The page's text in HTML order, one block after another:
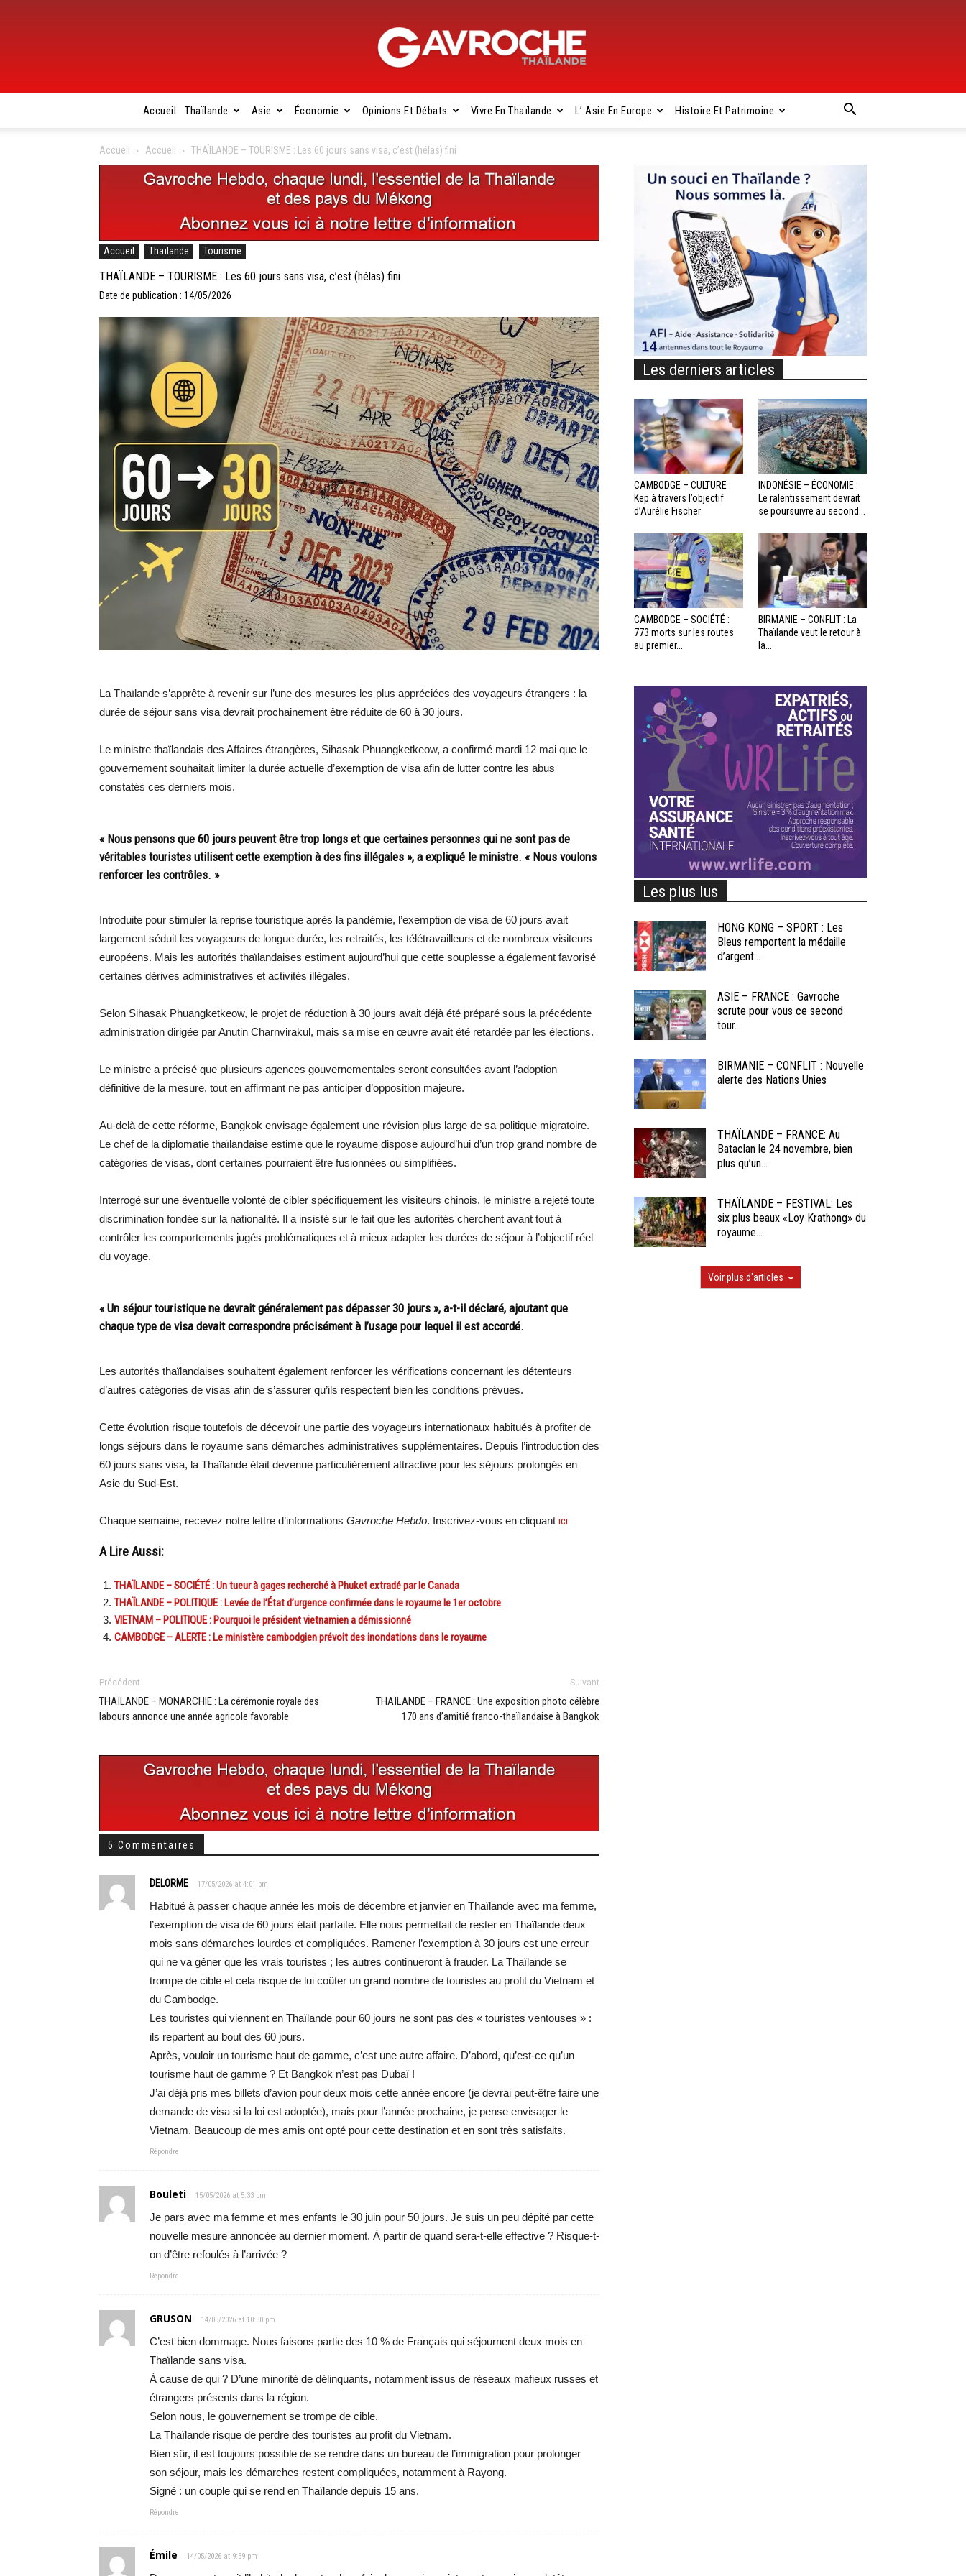
Gavroche
Accueil Thaïlande Asie Économie Opinions Et Débats Vivre En Thaïlande L’ Asie En Europe Histoire Et Patrimoine
Accueil Accueil THAÏLANDE – TOURISME : Les 60 jours sans visa, c’est (hélas) fini
Accueil Thaïlande Tourisme
THAÏLANDE – TOURISME : Les 60 jours sans visa, c’est (hélas) fini
Date de publication : 14/05/2026
La Thaïlande s’apprête à revenir sur l’une des mesures les plus appréciées des voyageurs étrangers : la
durée de séjour sans visa devrait prochainement être réduite de 60 à 30 jours.
Le ministre thaïlandais des Affaires étrangères, Sihasak Phuangketkeow, a confirmé mardi 12 mai que le
gouvernement souhaitait limiter la durée actuelle d’exemption de visa afin de lutter contre les abus
constatés ces derniers mois.
« Nous pensons que 60 jours peuvent être trop longs et que certaines personnes qui ne sont pas de
véritables touristes utilisent cette exemption à des fins illégales », a expliqué le ministre. « Nous voulons
renforcer les contrôles. »
Introduite pour stimuler la reprise touristique après la pandémie, l’exemption de visa de 60 jours avait
largement séduit les voyageurs de longue durée, les retraités, les télétravailleurs et de nombreux visiteurs
européens. Mais les autorités thaïlandaises estiment aujourd’hui que cette souplesse a également favorisé
certaines dérives administratives et activités illégales.
Selon Sihasak Phuangketkeow, le projet de réduction à 30 jours avait déjà été préparé sous la précédente
administration dirigée par Anutin Charnvirakul, mais sa mise en œuvre avait été retardée par les élections.
Le ministre a précisé que plusieurs agences gouvernementales seront consultées avant l’adoption
définitive de la mesure, tout en affirmant ne pas anticiper d’opposition majeure.
Au-delà de cette réforme, Bangkok envisage également une révision plus large de sa politique migratoire.
Le chef de la diplomatie thaïlandaise estime que le royaume dispose aujourd’hui d’un trop grand nombre de
catégories de visas, dont certaines pourraient être fusionnées ou simplifiées.
Interrogé sur une éventuelle volonté de cibler spécifiquement les visiteurs chinois, le ministre a rejeté toute
discrimination fondée sur la nationalité. Il a insisté sur le fait que les autorités cherchent avant tout à
contrôler les comportements jugés problématiques et à mieux adapter les durées de séjour à l’objectif réel
du voyage.
« Un séjour touristique ne devrait généralement pas dépasser 30 jours », a-t-il déclaré, ajoutant que
chaque type de visa devait correspondre précisément à l’usage pour lequel il est accordé.
Les autorités thaïlandaises souhaitent également renforcer les vérifications concernant les détenteurs
d’autres catégories de visas afin de s’assurer qu’ils respectent bien les conditions prévues.
Cette évolution risque toutefois de décevoir une partie des voyageurs internationaux habitués à profiter de
longs séjours dans le royaume sans démarches administratives supplémentaires. Depuis l’introduction des
60 jours sans visa, la Thaïlande était devenue particulièrement attractive pour les séjours prolongés en
Asie du Sud-Est.
Chaque semaine, recevez notre lettre d’informations Gavroche Hebdo. Inscrivez-vous en cliquant ici
A Lire Aussi:
THAÏLANDE – SOCIÉTÉ : Un tueur à gages recherché à Phuket extradé par le Canada
THAÏLANDE – POLITIQUE : Levée de l’État d’urgence confirmée dans le royaume le 1er octobre
VIETNAM – POLITIQUE : Pourquoi le président vietnamien a démissionné
CAMBODGE – ALERTE : Le ministère cambodgien prévoit des inondations dans le royaume
Précédent
THAÏLANDE – MONARCHIE : La cérémonie royale des
labours annonce une année agricole favorable
Suivant
THAÏLANDE – FRANCE : Une exposition photo célèbre
170 ans d’amitié franco-thaïlandaise à Bangkok
5 Commentaires
DELORME 17/05/2026 at 4:01 pm
Habitué à passer chaque année les mois de décembre et janvier en Thaïlande avec ma femme,
l’exemption de visa de 60 jours était parfaite. Elle nous permettait de rester en Thaïlande deux
mois sans démarches lourdes et compliquées. Ramener l’exemption à 30 jours est une erreur
qui ne va gêner que les vrais touristes ; les autres continueront à frauder. La Thaïlande se
trompe de cible et cela risque de lui coûter un grand nombre de touristes au profit du Vietnam et
du Cambodge.
Les touristes qui viennent en Thaïlande pour 60 jours ne sont pas des « touristes ventouses » :
ils repartent au bout des 60 jours.
Après, vouloir un tourisme haut de gamme, c’est une autre affaire. D’abord, qu’est-ce qu’un
tourisme haut de gamme ? Et Bangkok n’est pas Dubaï !
J’ai déjà pris mes billets d’avion pour deux mois cette année encore (je devrai peut-être faire une
demande de visa si la loi est adoptée), mais pour l’année prochaine, je pense envisager le
Vietnam. Beaucoup de mes amis ont opté pour cette destination et en sont très satisfaits.
Répondre
Bouleti 15/05/2026 at 5:33 pm
Je pars avec ma femme et mes enfants le 30 juin pour 50 jours. Je suis un peu dépité par cette
nouvelle mesure annoncée au dernier moment. À partir de quand sera-t-elle effective ? Risque-t-
on d’être refoulés à l’arrivée ?
Répondre
GRUSON 14/05/2026 at 10:30 pm
C’est bien dommage. Nous faisons partie des 10 % de Français qui séjournent deux mois en
Thaïlande sans visa.
À cause de qui ? D’une minorité de délinquants, notamment issus de réseaux mafieux russes et
étrangers présents dans la région.
Selon nous, le gouvernement se trompe de cible.
La Thaïlande risque de perdre des touristes au profit du Vietnam.
Bien sûr, il est toujours possible de se rendre dans un bureau de l’immigration pour prolonger
son séjour, mais les démarches restent compliquées, notamment à Rayong.
Signé : un couple qui se rend en Thaïlande depuis 15 ans.
Répondre
Émile 14/05/2026 at 9:59 pm
Les derniers articles
CAMBODGE – CULTURE :
Kep à travers l’objectif
d’Aurélie Fischer
INDONÉSIE – ÉCONOMIE :
Le ralentissement devrait
se poursuivre au second...
CAMBODGE – SOCIÉTÉ :
773 morts sur les routes
au premier...
BIRMANIE – CONFLIT : La
Thaïlande veut le retour à
la...
Les plus lus
HONG KONG – SPORT : Les
Bleus remportent la médaille
d’argent...
ASIE – FRANCE : Gavroche
scrute pour vous ce second
tour...
BIRMANIE – CONFLIT : Nouvelle
alerte des Nations Unies
THAÏLANDE – FRANCE: Au
Bataclan le 24 novembre, bien
plus qu’un...
THAÏLANDE – FESTIVAL: Les
six plus beaux «Loy Krathong» du
royaume...
Voir plus d'articles